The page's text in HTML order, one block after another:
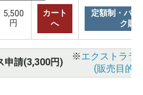
5,500
円
カート
へ
定額制・バリ
ク購
申請(3,300円)
※エクストララ
(販売目的